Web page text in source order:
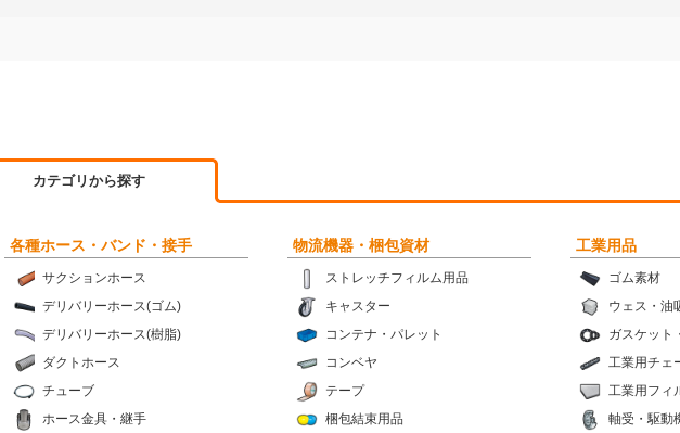
カテゴリから探す
各種ホース・バンド・接手
サクションホース
デリバリーホース(ゴム)
デリバリーホース(樹脂)
ダクトホース
チューブ
ホース金具・継手
物流機器・梱包資材
ストレッチフィルム用品
キャスター
コンテナ・パレット
コンベヤ
テープ
梱包結束用品
工業用品
ゴム素材
ウェス・油
ガスケット
工業用チェ
工業用フィ
軸受・駆動